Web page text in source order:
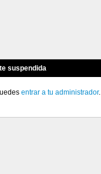
suspendida
entrar a tu administrador.